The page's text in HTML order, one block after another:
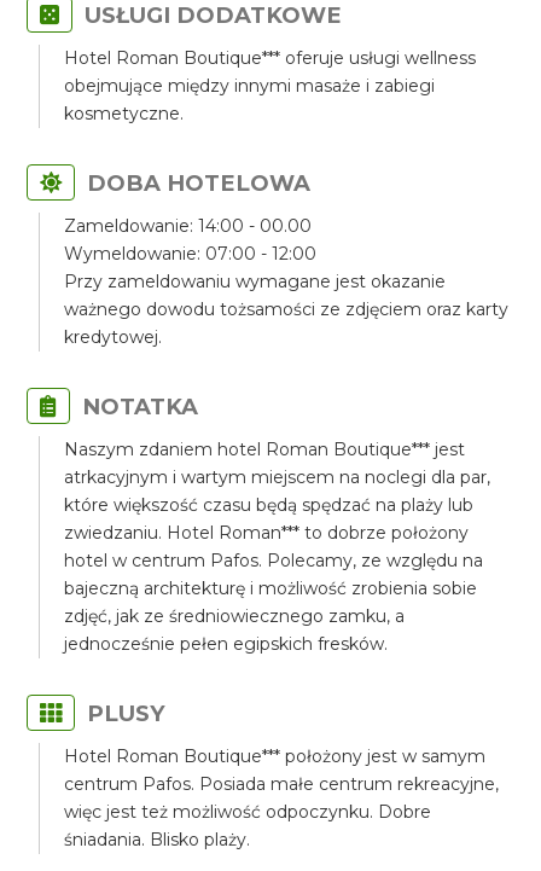
USŁUGI DODATKOWE
Hotel Roman Boutique*** oferuje usługi wellness
obejmujące między innymi masaże i zabiegi
kosmetyczne.
DOBA HOTELOWA
Zameldowanie: 14:00 - 00.00
Wymeldowanie: 07:00 - 12:00
Przy zameldowaniu wymagane jest okazanie
ważnego dowodu tożsamości ze zdjęciem oraz karty
kredytowej.
NOTATKA
Naszym zdaniem hotel Roman Boutique*** jest
atrkacyjnym i wartym miejscem na noclegi dla par,
które większość czasu będą spędzać na plaży lub
zwiedzaniu. Hotel Roman*** to dobrze położony
hotel w centrum Pafos. Polecamy, ze względu na
bajeczną architekturę i możliwość zrobienia sobie
zdjęć, jak ze średniowiecznego zamku, a
jednocześnie pełen egipskich fresków.
PLUSY
Hotel Roman Boutique*** położony jest w samym
centrum Pafos. Posiada małe centrum rekreacyjne,
więc jest też możliwość odpoczynku. Dobre
śniadania. Blisko plaży.